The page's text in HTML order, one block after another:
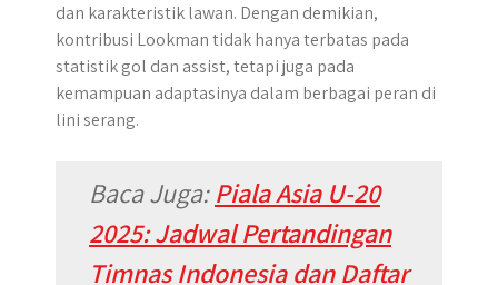
dan karakteristik lawan. Dengan demikian,
kontribusi Lookman tidak hanya terbatas pada
statistik gol dan assist, tetapi juga pada
kemampuan adaptasinya dalam berbagai peran di
lini serang.
Baca Juga:Piala Asia U-20
2025: Jadwal Pertandingan
Timnas Indonesia dan Daftar